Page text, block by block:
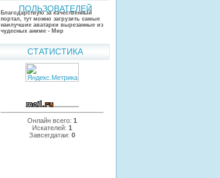
ПОЛЬЗОВАТЕЛЕЙ
Благодарствую за качественный
портал, тут можно загрузить самые
наилучшие аватарки вырезанные из
чудесных аниме - Мир
СТАТИСТИКА
Онлайн всего: 1
Искателей: 1
Завсегдатаи: 0